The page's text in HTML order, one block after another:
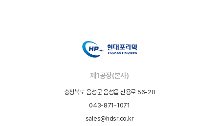
제1공장(본사)
충청북도 음성군 음성읍 신용로 56-20
043-871-1071
sales@hdsr.co.kr